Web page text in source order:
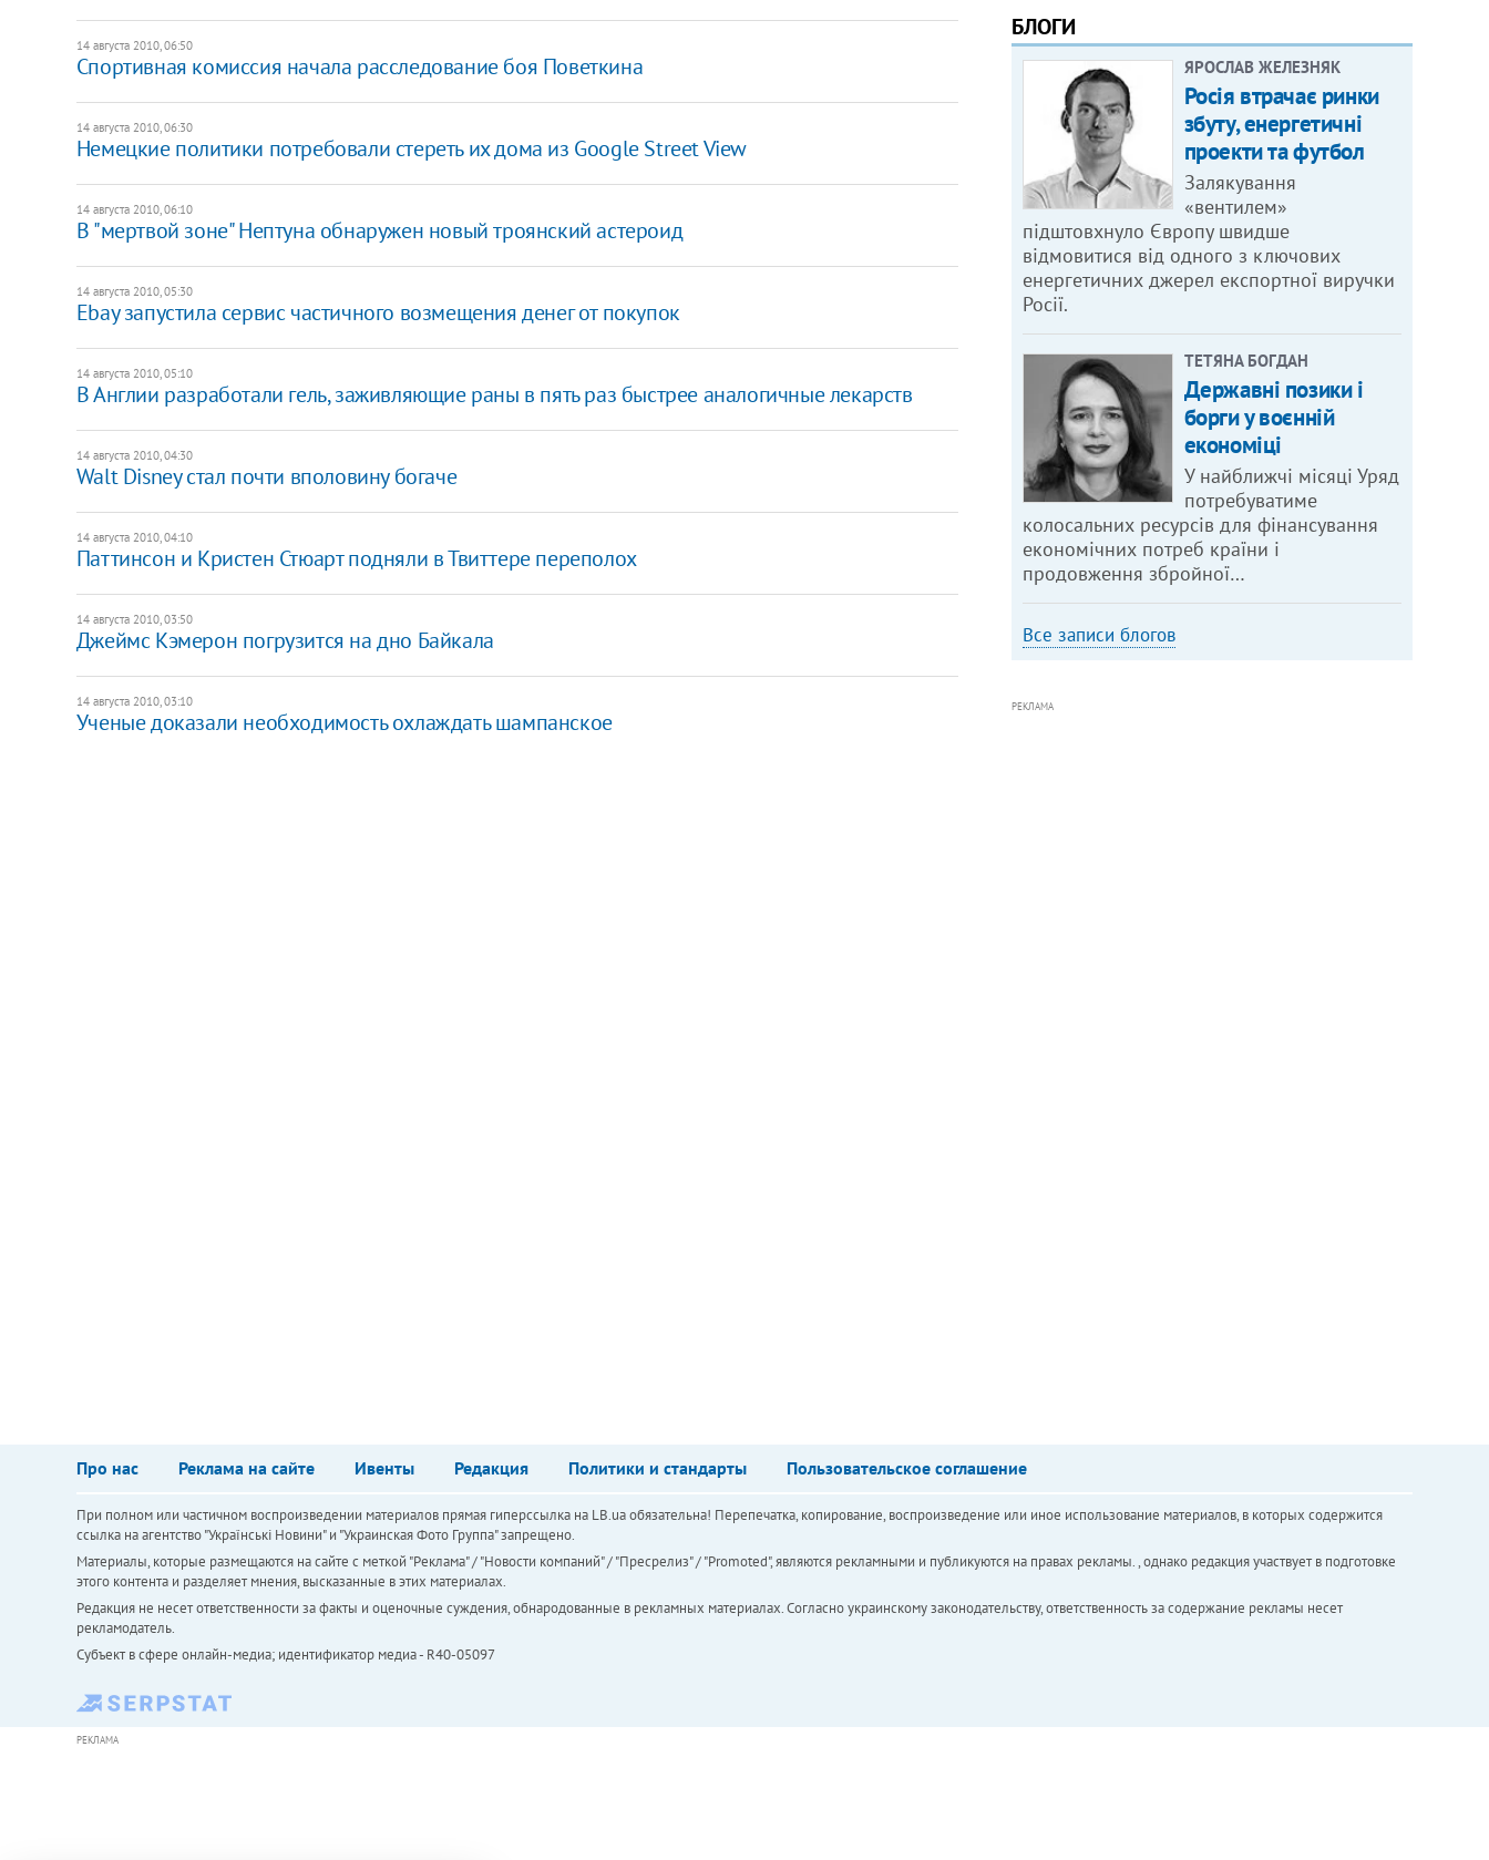
14 августа 2010, 06:50
Спортивная комиссия начала расследование боя Поветкина
14 августа 2010, 06:30
Немецкие политики потребовали стереть их дома из Google Street View
14 августа 2010, 06:10
В "мертвой зоне" Нептуна обнаружен новый троянский астероид
14 августа 2010, 05:30
Ebay запустила сервис частичного возмещения денег от покупок
14 августа 2010, 05:10
В Англии разработали гель, заживляющие раны в пять раз быстрее аналогичные лекарств
14 августа 2010, 04:30
Walt Disney стал почти вполовину богаче
14 августа 2010, 04:10
Паттинсон и Кристен Стюарт подняли в Твиттере переполох
14 августа 2010, 03:50
Джеймс Кэмерон погрузится на дно Байкала
14 августа 2010, 03:10
Ученые доказали необходимость охлаждать шампанское
БЛОГИ
ЯРОСЛАВ ЖЕЛЕЗНЯК
Росія втрачає ринки
збуту, енергетичні
проекти та футбол
Залякування
«вентилем»
підштовхнуло Європу швидше
відмовитися від одного з ключових
енергетичних джерел експортної виручки
Росії.
ТЕТЯНА БОГДАН
Державні позики і
борги у воєнній
економіці
У найближчі місяці Уряд
потребуватиме
колосальних ресурсів для фінансування
економічних потреб країни і
продовження збройної…
Все записи блогов
РЕКЛАМА
Про нас Реклама на сайте Ивенты Редакция Политики и стандарты Пользовательское соглашение
При полном или частичном воспроизведении материалов прямая гиперссылка на LB.ua обязательна! Перепечатка, копирование, воспроизведение или иное использование материалов, в которых содержится
ссылка на агентство "Українськi Новини" и "Украинская Фото Группа" запрещено.
Материалы, которые размещаются на сайте с меткой "Реклама" / "Новости компаний" / "Пресрелиз" / "Promoted", являются рекламными и публикуются на правах рекламы. , однако редакция участвует в подготовке
этого контента и разделяет мнения, высказанные в этих материалах.
Редакция не несет ответственности за факты и оценочные суждения, обнародованные в рекламных материалах. Согласно украинскому законодательству, ответственность за содержание рекламы несет
рекламодатель.
Субъект в сфере онлайн-медиа; идентификатор медиа - R40-05097
РЕКЛАМА